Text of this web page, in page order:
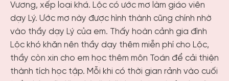
Vương, xếp loại khá. Lộc có ước mơ làm giáo viên
dạy Lý. Ước mơ này được hình thành cũng chính nhờ
vào thầy dạy Lý của em. Thấy hoàn cảnh gia đình
Lộc khó khăn nên thầy dạy thêm miễn phí cho Lộc,
thầy còn xin cho em học thêm môn Toán để cải thiện
thành tích học tập. Mỗi khi có thời gian rảnh vào cuối